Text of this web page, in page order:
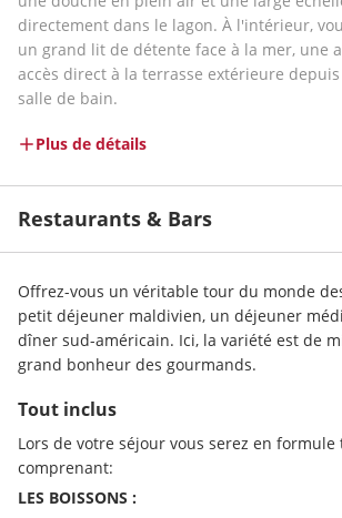
directement dans le lagon. À l'intérieur,
un grand lit de détente face à la mer, une
accès direct à la terrasse extérieure
salle de bain.
Plus de détails
Restaurants & Bars
Offrez-vous un véritable tour du monde
petit déjeuner maldivien, un déjeuner
dîner sud-américain. Ici, la variété est de
grand bonheur des gourmands.
Tout inclus
Lors de votre séjour vous serez en
comprenant:
LES BOISSONS :